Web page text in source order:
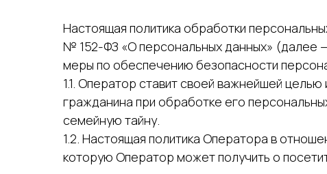
Настоящая политика обработки
№ 152-ФЗ «О персональных данных» (далее
меры по обеспечению безопасности
1.1. Оператор ставит своей важнейшей
гражданина при обработке его
семейную тайну.
1.2. Настоящая политика Оператора в
которую Оператор может получить о